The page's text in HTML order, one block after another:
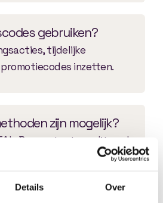
Details Over
gebruiken?
tijdelijke
inzetten.
zijn mogelijk?
Bancontact, creditcard,
betaalproviders kunnen